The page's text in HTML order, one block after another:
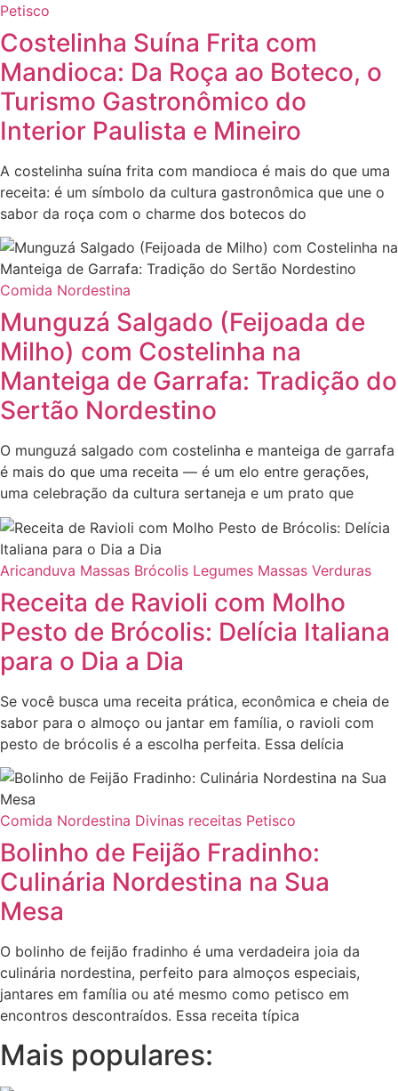
Petisco
Costelinha Suína Frita com
Mandioca: Da Roça ao Boteco, o
Turismo Gastronômico do
Interior Paulista e Mineiro
A costelinha suína frita com mandioca é mais do que uma
receita: é um símbolo da cultura gastronômica que une o
sabor da roça com o charme dos botecos do
Comida Nordestina
Munguzá Salgado (Feijoada de
Milho) com Costelinha na
Manteiga de Garrafa: Tradição do
Sertão Nordestino
O munguzá salgado com costelinha e manteiga de garrafa
é mais do que uma receita — é um elo entre gerações,
uma celebração da cultura sertaneja e um prato que
Aricanduva Massas Brócolis Legumes Massas Verduras
Receita de Ravioli com Molho
Pesto de Brócolis: Delícia Italiana
para o Dia a Dia
Se você busca uma receita prática, econômica e cheia de
sabor para o almoço ou jantar em família, o ravioli com
pesto de brócolis é a escolha perfeita. Essa delícia
Comida Nordestina Divinas receitas Petisco
Bolinho de Feijão Fradinho:
Culinária Nordestina na Sua
Mesa
O bolinho de feijão fradinho é uma verdadeira joia da
culinária nordestina, perfeito para almoços especiais,
jantares em família ou até mesmo como petisco em
encontros descontraídos. Essa receita típica
Mais populares: